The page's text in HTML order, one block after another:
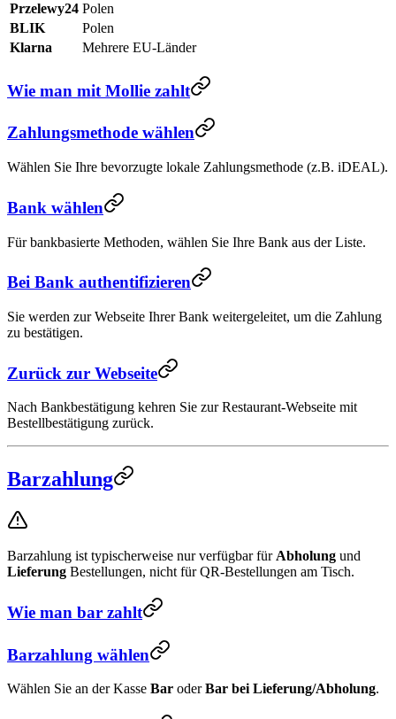
Przelewy24 Polen
BLIK
Polen
Klarna
Mehrere EU-Länder
Wie man mit Mollie zahlt
Zahlungsmethode wählen
Wählen Sie Ihre bevorzugte lokale Zahlungsmethode (z.B. iDEAL).
Bank wählen
Für bankbasierte Methoden, wählen Sie Ihre Bank aus der Liste.
Bei Bank authentifizieren
Sie werden zur Webseite Ihrer Bank weitergeleitet, um die Zahlung
zu bestätigen.
Zurück zur Webseite
Nach Bankbestätigung kehren Sie zur Restaurant-Webseite mit
Bestellbestätigung zurück.
Barzahlung
Barzahlung ist typischerweise nur verfügbar für Abholung und
Lieferung Bestellungen, nicht für QR-Bestellungen am Tisch.
Wie man bar zahlt
Barzahlung wählen
Wählen Sie an der Kasse Bar oderBar bei Lieferung/Abholung.